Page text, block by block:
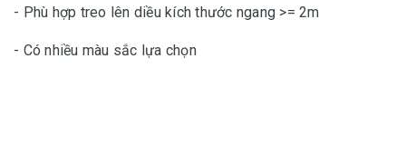
- Phù hợp treo lên diều kích thước ngang >= 2m
- Có nhiều màu sắc lựa chọn